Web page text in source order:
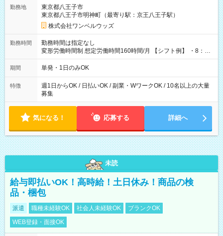
勤務地
東京都八王子市
東京都八王子市明神町（最寄り駅：京王八王子駅）
株式会社ワンベルウッズ
勤務時間
勤務時間は指定なし
変形労働時間制 想定労働時間160時間/月 【シフト例】 ・8：00
～21：00
期間 単発・1日のみOK
特徴
週1日からOK / 日払いOK / 副業・WワークOK / 10名以上の大量
募集
気になる！ 応募する 詳細へ
未読
給与即払いOK！高時給！土日休み！商品の検
品・梱包
派遣 職種未経験OK 社会人未経験OK
ブランクOK
WEB登録・面接OK